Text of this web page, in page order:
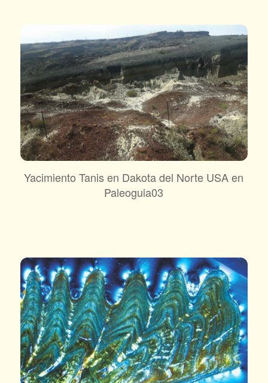
Yacimiento Tanis en Dakota del Norte USA en
Paleoguia03